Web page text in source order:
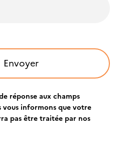
réponse aux champs
vous informons que votre
pas être traitée par nos